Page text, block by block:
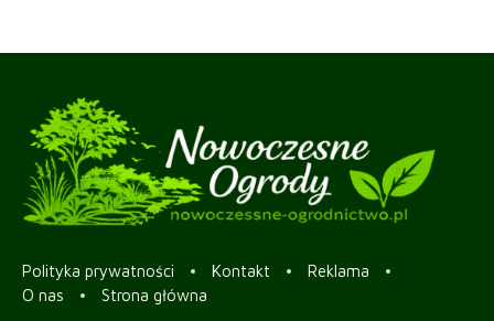
Polityka prywatności Kontakt
Reklama
O nas
Strona główna